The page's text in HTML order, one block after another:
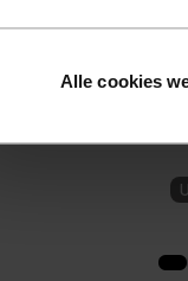
Alle cookies